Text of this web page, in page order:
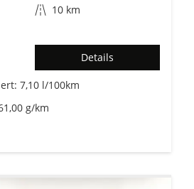
Kilometerstand 10 km
Details
7,10 l/100km
g/km